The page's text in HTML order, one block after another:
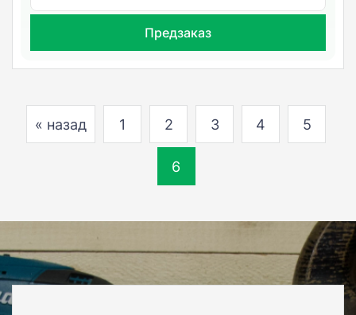
Предзаказ
« назад 1 2 3 4 5
6